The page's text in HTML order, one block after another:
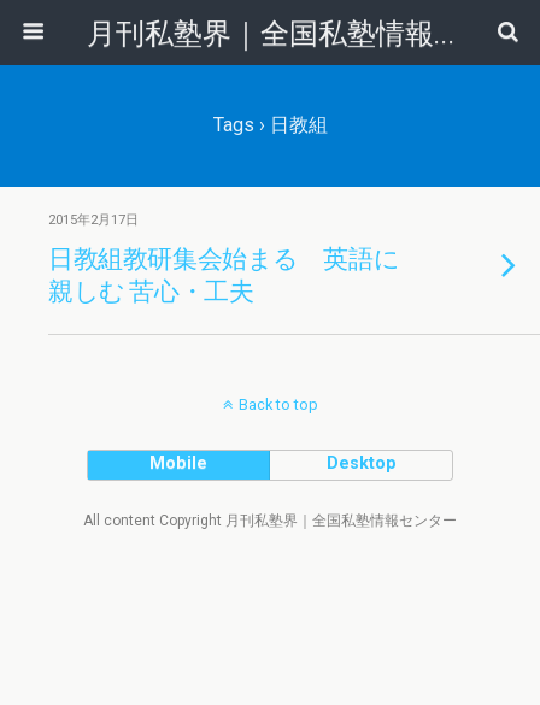
月刊私塾界｜全国私塾情報センター
Tags › 日教組
2015年2月17日
日教組教研集会始まる 英語に
親しむ 苦心・工夫
Back to top
Mobile Desktop
All content Copyright 月刊私塾界｜全国私塾情報センター